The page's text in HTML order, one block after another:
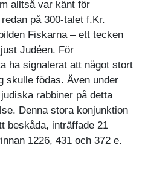
alltså var känt för
på 300-talet f.Kr.
Fiskarna – ett tecken
Judéen. För
ha signalerat att något stort
skulle födas. Även under
rabbiner på detta
Denna stora konjunktion
beskåda, inträffade 21
1226, 431 och 372 e.